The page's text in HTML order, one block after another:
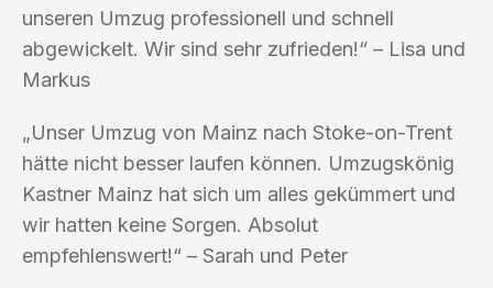
unseren Umzug professionell und schnell
abgewickelt. Wir sind sehr zufrieden!“ – Lisa und
Markus
„Unser Umzug von Mainz nach Stoke-on-Trent
hätte nicht besser laufen können. Umzugskönig
Kastner Mainz hat sich um alles gekümmert und
wir hatten keine Sorgen. Absolut
empfehlenswert!“ – Sarah und Peter